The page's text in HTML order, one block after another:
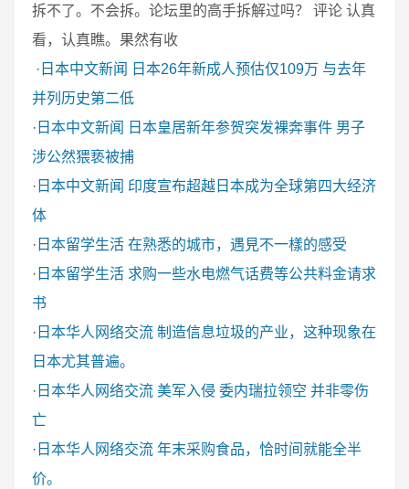
拆不了。不会拆。论坛里的高手拆解过吗？ 评论 认真
看，认真瞧。果然有收
· 日本中文新闻
日本26年新成人预估仅109万 与去年
并列历史第二低
· 日本中文新闻
日本皇居新年参贺突发裸奔事件 男子
涉公然猥亵被捕
· 日本中文新闻 印度宣布超越日本成为全球第四大经济
体
· 日本留学生活 在熟悉的城市，遇見不一樣的感受
· 日本留学生活 求购一些水电燃气话费等公共料金请求
书
· 日本华人网络交流 制造信息垃圾的产业，这种现象在
日本尤其普遍。
· 日本华人网络交流 美军入侵 委内瑞拉领空 并非零伤
亡
· 日本华人网络交流 年末采购食品，恰时间就能全半
价。